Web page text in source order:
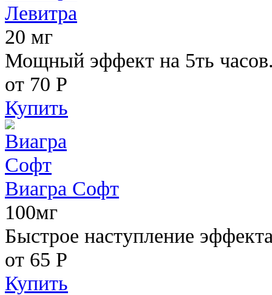
Левитра
20 мг
Мощный эффект на 5ть
от 70 Р
Купить
Виагра Софт
100мг
Быстрое наступление
от 65 Р
Купить